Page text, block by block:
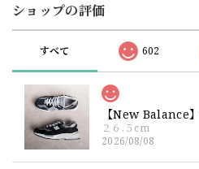
ショップの評価
すべて 602
２６.５cm
2026/08/08